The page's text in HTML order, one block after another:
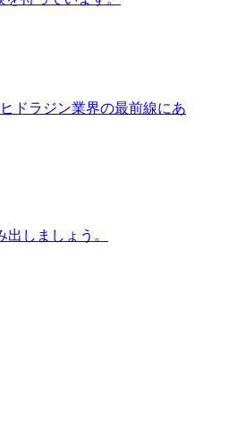
ドラジン業界の最前線にあ
しましょう。